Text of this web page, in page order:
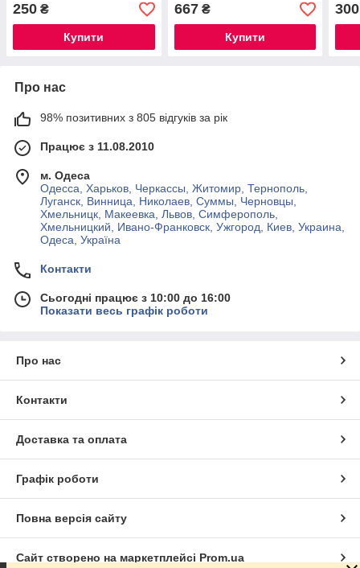
250 ₴
Купити
667₴
Купити
300
Про нас
98% позитивних з 805 відгуків за рік
Працює з 11.08.2010
м. Одеса
Одесса, Харьков, Черкассы, Житомир, Тернополь,
Луганск, Винница, Николаев, Суммы, Черновцы,
Хмельницк, Макеевка, Львов, Симферополь,
Хмельницкий, Ивано-Франковск, Ужгород, Киев, Украина,
Одеса, Україна
Контакти
Сьогодні працює з 10:00 до 16:00
Показати весь графік роботи
Про нас
Контакти
Доставка та оплата
Графік роботи
Повна версія сайту
Сайт створено на маркетплейсі Prom.ua